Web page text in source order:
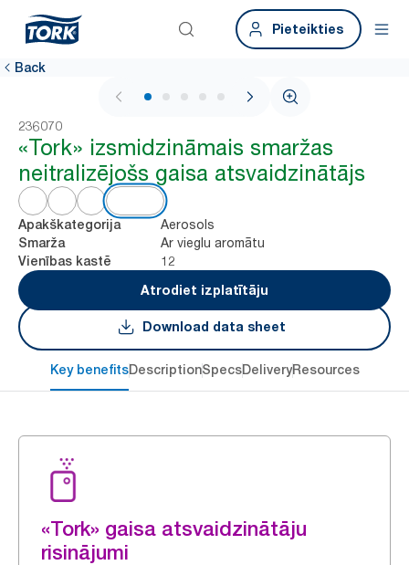
Pieteikties
Back
1 / 5
236070
«Tork» izsmidzināmais smaržas
neitralizējošs gaisa atsvaidzinātājs
Apakškategorija Aerosols
Smarža Ar vieglu aromātu
Vienības kastē
12
Atrodiet izplatītāju
Download data sheet
Key benefitsDescriptionSpecsDeliveryResources
«Tork» gaisa atsvaidzinātāju
risinājumi